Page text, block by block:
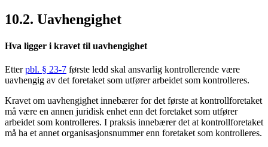
10.2. Uavhengighet
Hva ligger i kravet til uavhengighet
Etterpbl. § 23-7 første ledd skal ansvarlig kontrollerende være
uavhengig av det foretaket som utfører arbeidet som kontrolleres.
Kravet om uavhengighet innebærer for det første at kontrollforetaket
må være en annen juridisk enhet enn det foretaket som utfører
arbeidet som kontrolleres. I praksis innebærer det at kontrollforetaket
må ha et annet organisasjonsnummer enn foretaket som kontrolleres.